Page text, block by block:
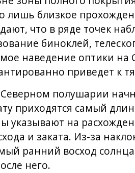
лишь близкое
что в ряде точек
биноклей,
наведение оптики
приведет к
полушарии
приходятся самый
указывают на
и заката. Из-за
ранний восход солнца
него.